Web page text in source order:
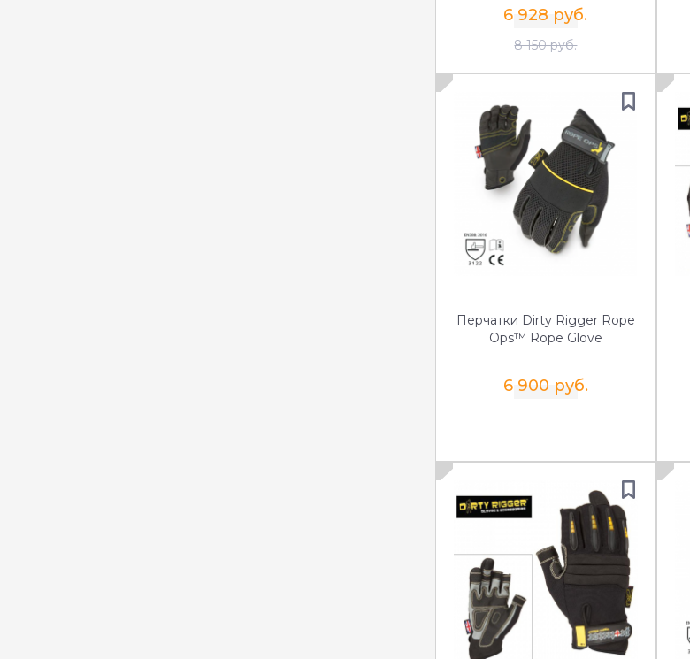
6 928 руб.
8 150 руб.
Перчатки Dirty Rigger Rope
Ops™ Rope Glove
6 900 руб.